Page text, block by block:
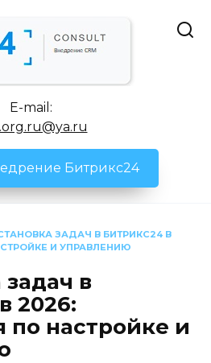
E-mail:
Битрикс24
ЗАДАЧ В БИТРИКС24 В
И УПРАВЛЕНИЮ
в
2026:
по настройке и